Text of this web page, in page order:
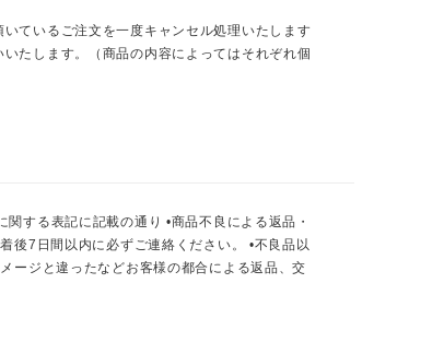
ているご注文を一度キャンセル処理いたします
たします。（商品の内容によってはそれぞれ個
する表記に記載の通り •商品不良による返品・
後7日間以内に必ずご連絡ください。 •不良品以
ージと違ったなどお客様の都合による返品、交